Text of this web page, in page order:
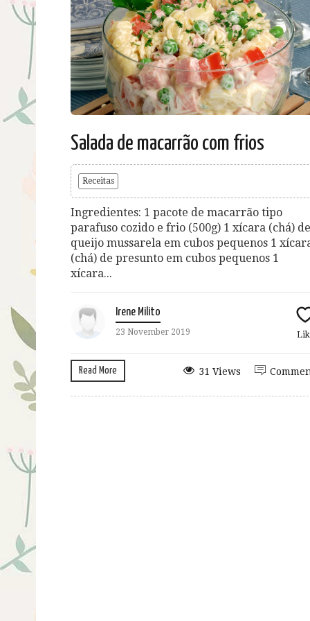
Salada de macarrão com frios
Receitas
Ingredientes: 1 pacote de macarrão tipo
parafuso cozido e frio (500g) 1 xícara (chá) de
queijo mussarela em cubos pequenos 1
(chá) de presunto em cubos pequenos 1
xícara...
Irene Milito
23 November 2019
Read More 31 Views